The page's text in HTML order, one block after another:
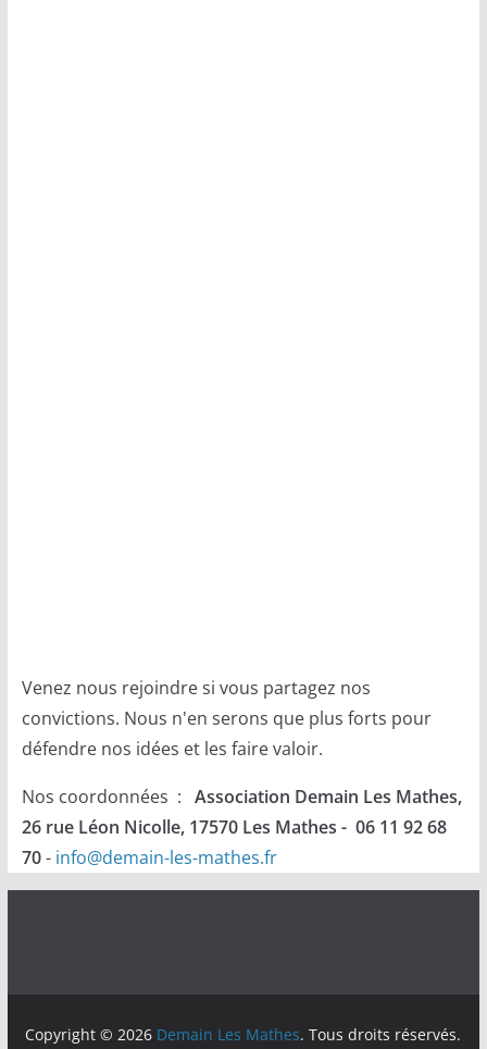
Venez nous rejoindre si vous partagez nos
convictions. Nous n'en serons que plus forts pour
défendre nos idées et les faire valoir.
Nos coordonnées : Association Demain Les Mathes,
26 rue Léon Nicolle, 17570 Les Mathes - 06 11 92 68
70- info@demain-les-mathes.fr
Copyright © 2026 Demain Les Mathes. Tous droits réservés.